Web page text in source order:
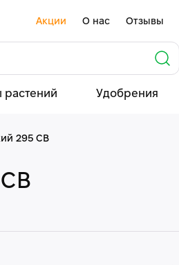
Акции О нас Отзывы
растений Удобрения
295 СВ